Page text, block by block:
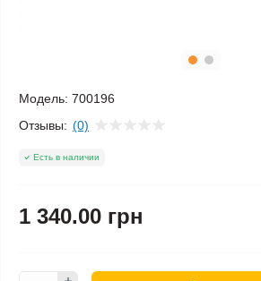
Модель: 700196
Отзывы: (0)
Есть в наличии
1 340.00 грн